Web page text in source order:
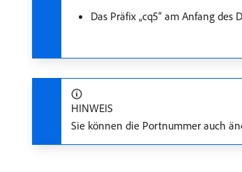
Das Präfix „cq5“ am Anfang
HINWEIS
Sie können die Portnummer auch